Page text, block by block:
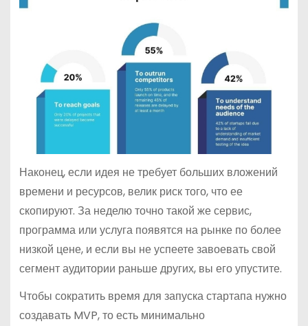
Наконец, если идея не требует больших вложений
времени и ресурсов, велик риск того, что ее
скопируют. За неделю точно такой же сервис,
программа или услуга появятся на рынке по более
низкой цене, и если вы не успеете завоевать свой
сегмент аудитории раньше других, вы его упустите.
Чтобы сократить время для запуска стартапа нужно
создавать MVP, то есть минимально